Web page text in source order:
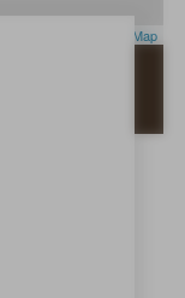
OpenStreetMap
GOOGLE